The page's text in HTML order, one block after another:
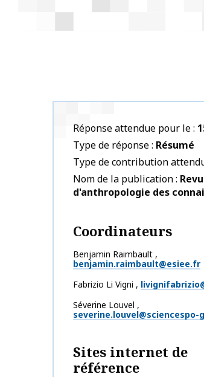
Réponse attendue pour le
Type de réponse Résumé
Type de contribution
Nom de la publication
d'anthropologie des
Coordinateurs
Benjamin Raimbault ,
benjamin.raimbault@esiee.fr
Fabrizio Li Vigni ,
Séverine Louvel ,
Sites internet de
référence